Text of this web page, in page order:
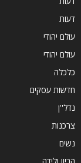
דעות
עולם יהודי
עולם יהודי
כלכלה
חדשות עסקים
נדל''ן
צרכנות
נשים
הריון ולידה